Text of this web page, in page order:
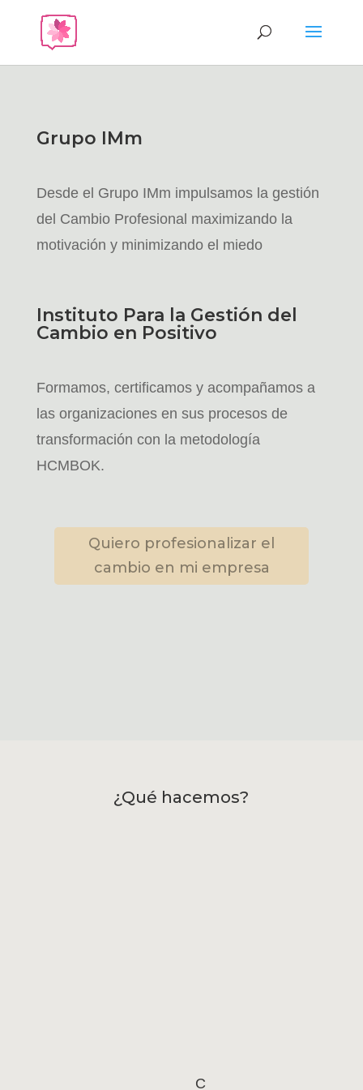
Grupo IMm
Desde el Grupo IMm impulsamos la gestión
del Cambio Profesional maximizando la
motivación y minimizando el miedo
Instituto Para la Gestión del
Cambio en Positivo
Formamos, certificamos y acompañamos a
las organizaciones en sus procesos de
transformación con la metodología
HCMBOK.
Quiero profesionalizar el
cambio en mi empresa
¿Qué hacemos?
C